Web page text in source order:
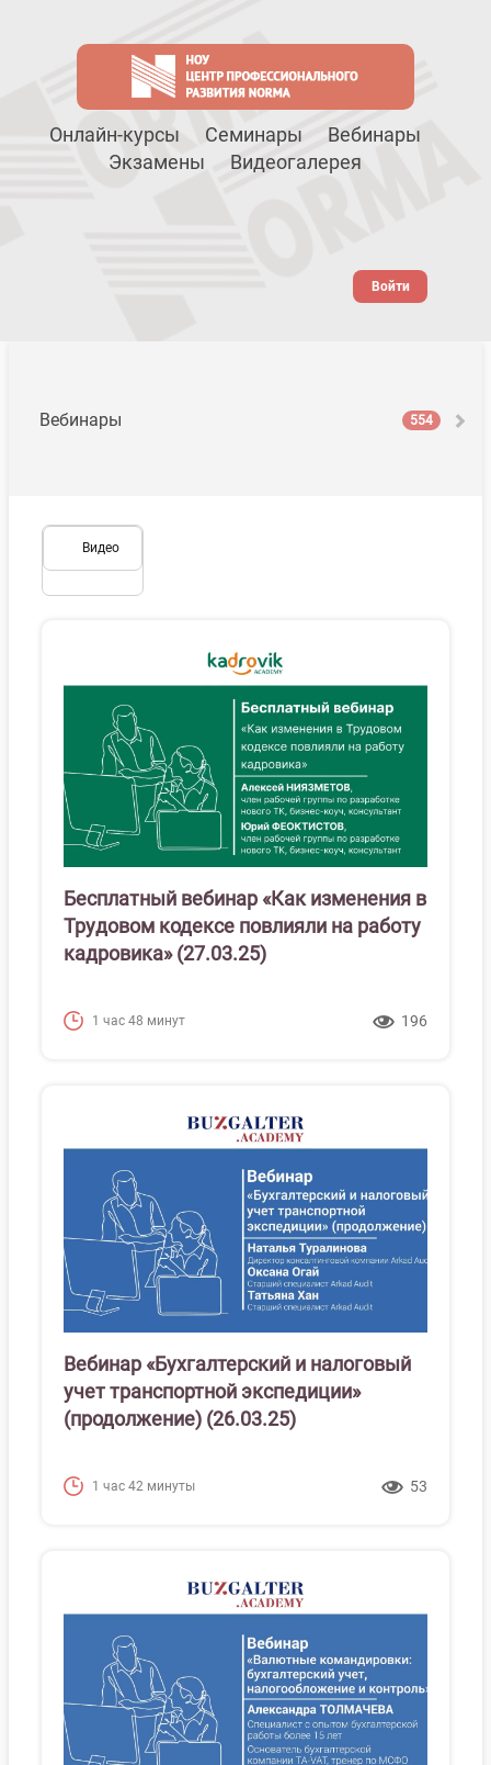
Онлайн-курсы Семинары
Вебинары
Экзамены
Видеогалерея
Войти
Вебинары 554
Видео
Бесплатный вебинар «Как изменения в
Трудовом кодексе повлияли на работу
кадровика» (27.03.25)
1 час 48 минут 196
Вебинар «Бухгалтерский и налоговый
учет транспортной экспедиции»
(продолжение) (26.03.25)
1 час 42 минуты 53